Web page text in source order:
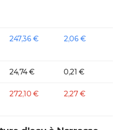
247,36 € 2,06 €
24,74 € 0,21 €
272,10 € 2,27 €